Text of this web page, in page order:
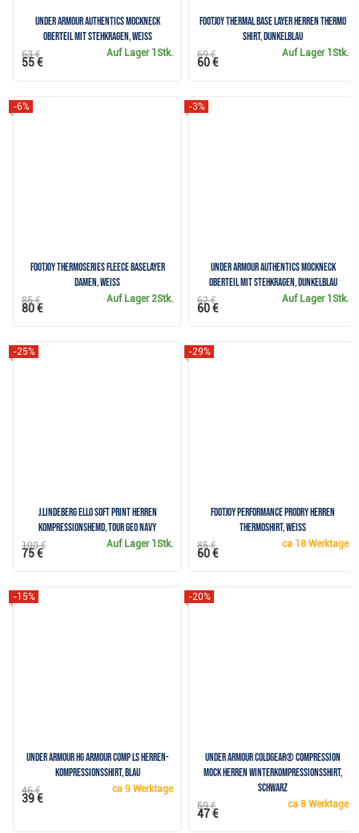
Under Armour Authentics Mockneck
Oberteil mit Stehkragen, weiss
Auf Lager 1Stk.
63 €
55 €
FootJoy Thermal Base Layer Herren Thermo
Shirt, dunkelblau
Auf Lager 1Stk.
69 €
60 €
FootJoy ThermoSeries Fleece Baselayer
Damen, weiss
-6%
Auf Lager 2Stk.
85 €
80 €
Under Armour Authentics Mockneck
Oberteil mit Stehkragen, dunkelblau
-3%
Auf Lager 1Stk.
62 €
60 €
J.Lindeberg Ello Soft Print Herren
Kompressionshemd, tour geo navy
-25%
Auf Lager 1Stk.
100 €
75 €
FootJoy Performance ProDry Herren
Thermoshirt, weiss
-29%
ca 18 Werktage
85 €
60 €
Under Armour HG Armour Comp LS Herren-
Kompressionsshirt, blau
-15%
ca9 Werktage
46 €
39 €
Under Armour ColdGear® Compression
Mock Herren Winterkompressionsshirt,
schwarz
-20%
ca8 Werktage
59 €
47 €